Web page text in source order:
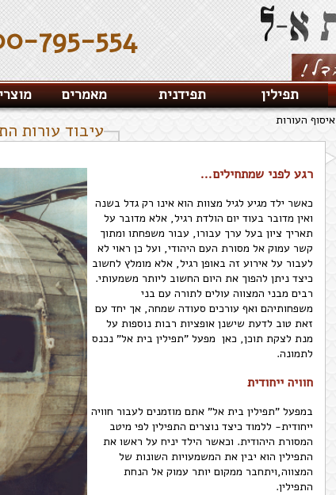
795-554
תפילין תפידנית מאמרים
איסוף העורות עיבוד עורות
רגע לפני שמתחילים...
כאשר ילד מגיע לגיל מצוות הוא אינו רק גדל בשנה
ואין מדובר בעוד יום הולדת רגיל, אלא מדובר על
תאריך ציון בעל ערך עבורו, עבור משפחתו ומתוך
קשר עמוק אל מסורת העם היהודי, ועל כן ראוי לא
לעבור על אירוע זה באופן רגיל, אלא מומלץ לחשוב
כיצד ניתן להפוך את היום החשוב ליותר משמעותי.
רבים מבני המצווה עולים לתורה עם בני
משפחותיהם ואף עורכים סעודה שמחה, אך יחד עם
זאת טוב לדעת שישנן אופציות רבות נוספות על
מנת לצקת תוכן, כאן מפעל "תפילין בית אל" נכנס
לתמונה.
חוויה ייחודית
במפעל "תפילין בית אל" אתם מוזמנים לעבור חוויה
ייחודית- ללמוד כיצד נוצרים התפילין לפי מיטב
המסורת היהודית. וכאשר הילד יניח על ראשו את
התפילין הוא יבין את המשמעויות השונות של
המצווה,ויתחבר ממקום יותר עמוק אל הנחת
התפילין.